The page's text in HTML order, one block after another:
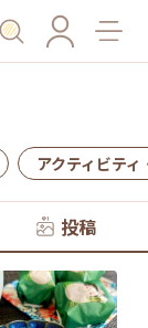
アクティビティ
投稿